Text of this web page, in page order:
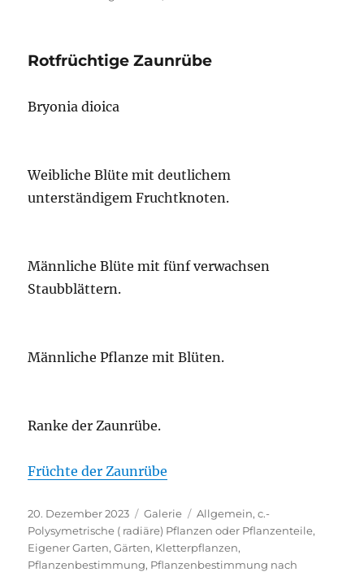
Rotfrüchtige Zaunrübe
Bryonia dioica
Weibliche Blüte mit deutlichem
unterständigem Fruchtknoten.
Männliche Blüte mit fünf verwachsen
Staubblättern.
Männliche Pflanze mit Blüten.
Ranke der Zaunrübe.
Früchte der Zaunrübe
Veröffentlicht
am
20. Dezember 2023 Format
Galerie Kategorien
Allgemein,c.-
Polysymetrische ( radiäre) Pflanzen oder Pflanzenteile,
Eigener Garten,Gärten, Kletterpflanzen,
Pflanzenbestimmung, Pflanzenbestimmung nach